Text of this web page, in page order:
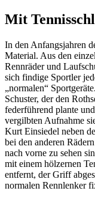
Mit
In den Anfangsjahren
Material. Aus den
Rennräder und
sich findige Sportler
„normalen“
Schuster, der den
federführend plante
vergilbten Aufnahme
Kurt Einsiedel neben
bei den anderen
nach vorne zu sehen
mit einem hölzernen
entfernt, der Griff
normalen Rennlenker